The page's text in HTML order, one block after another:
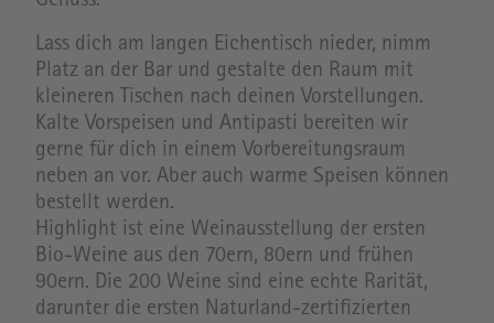
Lass dich am langen Eichentisch nieder, nimm
Platz an der Bar und gestalte den Raum mit
kleineren Tischen nach deinen Vorstellungen.
Kalte Vorspeisen und Antipasti bereiten wir
gerne für dich in einem Vorbereitungsraum
neben an vor. Aber auch warme Speisen können
bestellt werden.
Highlight ist eine Weinausstellung der ersten
Bio-Weine aus den 70ern, 80ern und frühen
90ern. Die 200 Weine sind eine echte Rarität,
darunter die ersten Naturland-zertifizierten